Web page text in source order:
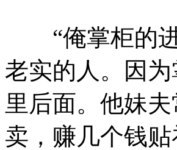
“俺掌柜的进
老实的人。因
里后面。他妹
卖，赚几个钱